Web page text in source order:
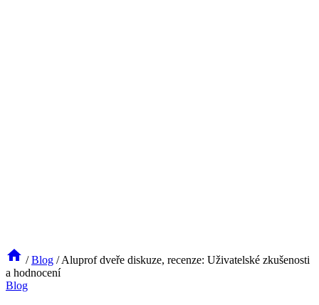
/ Blog / Aluprof dveře diskuze, recenze: Uživatelské zkušenosti
a hodnocení
Blog